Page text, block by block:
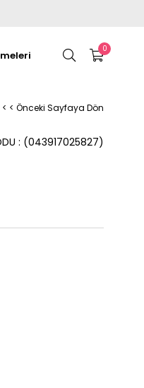
0
< < Önceki Sayfaya Dön
(043917025827)